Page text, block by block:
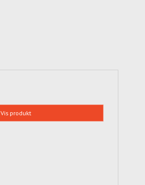
Vis produkt